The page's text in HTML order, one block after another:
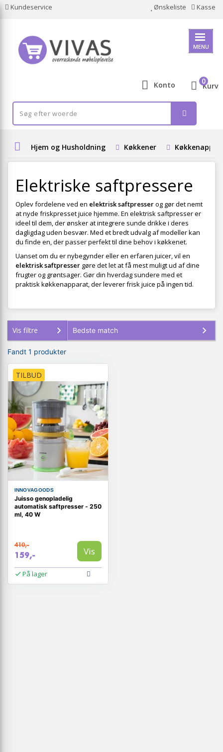
Kundeservice Ønskeliste Kasse
MENU
Konto Kurv
0
Hjem og Husholdning Køkkener
Elektriske saftpressere
Oplev fordelene ved en elektrisk saftpresserog gør det nemt
at nyde friskpresset juice hjemme. En elektrisk saftpresser er
ideel til dem, der ønsker at integrere sunde drikke i deres
dagligdag uden besvær. Med et bredt udvalg af modeller kan
du finde en, der passer perfekt til dine behov i køkkenet.
Uanset om du er nybegynder eller en erfaren juicer, vil en
elektrisk saftpresser gøre det let at få mest muligt ud af dine
frugter og grøntsager. Gør din hverdag sundere med et
praktisk køkkenapparat, der leverer frisk juice på ingen tid.
Vis filtre
Fandt 1 produkter
TILBUD
INNOVAGOODS
Juisso genopladelig
automatisk saftpresser - 250
ml, 40 W
410,-
159,- Vis
På lager